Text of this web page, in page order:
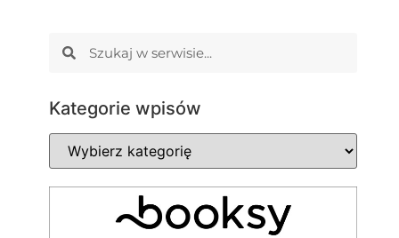
Kategorie wpisów